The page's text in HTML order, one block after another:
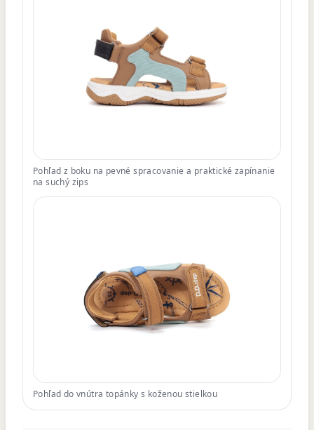
Pohľad z boku na pevné spracovanie a praktické zapínanie
na suchý zips
Pohľad do vnútra topánky s koženou stielkou